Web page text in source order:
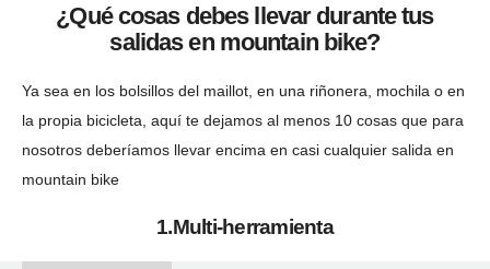
¿Qué cosas debes llevar durante tus
salidas en mountain bike?
Ya sea en los bolsillos del maillot, en una riñonera, mochila o en
la propia bicicleta, aquí te dejamos al menos 10 cosas que para
nosotros deberíamos llevar encima en casi cualquier salida en
mountain bike
1.Multi-herramienta